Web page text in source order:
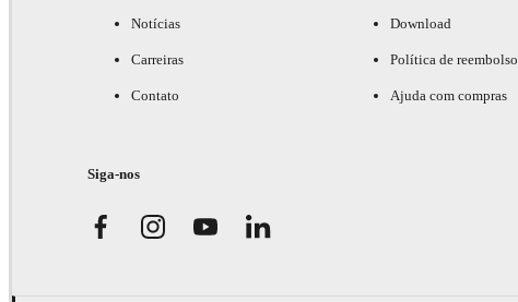
Notícias
Carreiras
Contato
Download
Política de reembolso
Ajuda com compras
Siga-nos